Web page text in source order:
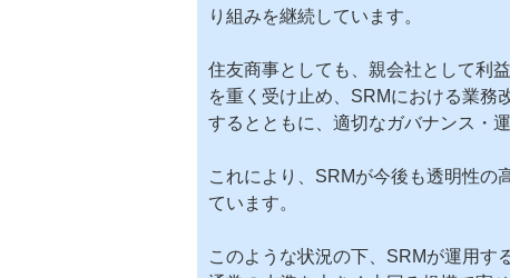
り組みを継続しています。
住友商事としても、親会社として利
を重く受け止め、SRMにおける業務
するとともに、適切なガバナンス・
これにより、SRMが今後も透明性の
ています。
このような状況の下、SRMが運用す